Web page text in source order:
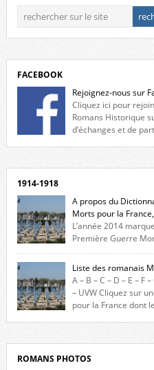
FACEBOOK
Rejoignez-nous sur
Cliquez ici pour
Romans Historique
d’échanges et de
1914-1918
A propos du
Morts pour la
L’année 2014
Première Guerre
biographique veut rendre
France durant ce conflit. La base
constituée des noms gravés sur
l’Hôtel de Ville, du lycée du
Liste des romanais
A – B – C – D – E – F
– UVW Cliquez sur
pour la France dont
ROMANS PHOTOS